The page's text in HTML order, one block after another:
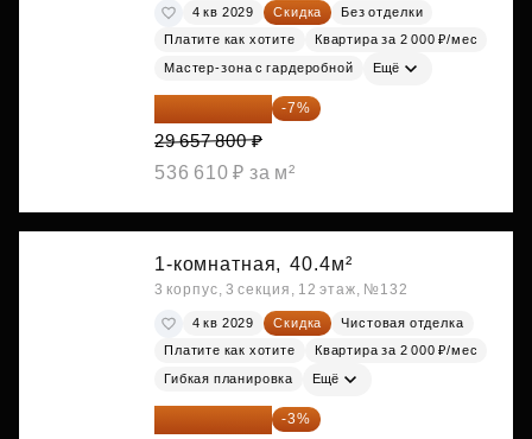
4 кв 2029 Скидка
Без отделки
Платите как хотите
Квартира за 2 000 ₽/мес
Мастер-зона с гардеробной Ещё
27 581 754 ₽ -7%
29 657 800 ₽
536 610 ₽ за м²
1-комнатная, 40.4м²
3 корпус, 3 секция, 12 этаж, №132
4 кв 2029 Скидка
Чистовая отделка
Платите как хотите
Квартира за 2 000 ₽/мес
Гибкая планировка Ещё
27 952 800 ₽ -3%